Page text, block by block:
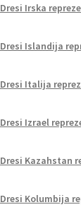
Dresi Irska
Dresi Islandija
Dresi Italija
Dresi Izrael
Dresi Kazahstan
Dresi Kolumbija